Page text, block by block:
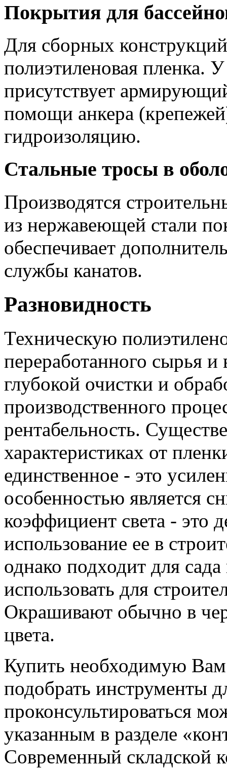
Покрытия для
Для сборных
полиэтиленовая пленка.
присутствует
помощи анкера
гидроизоляцию.
Стальные тросы в
Производятся
из нержавеющей стали
обеспечивает
службы канатов.
Разновидность
Техническую
переработанного сырья
глубокой очистки и
производственного
рентабельность.
характеристиках от
единственное - это
особенностью является
коэффициент света - это
использование ее в
однако подходит для
использовать для
Окрашивают обычно в
цвета.
Купить необходимую
подобрать инструменты
проконсультироваться
указанным в разделе
Современный складской